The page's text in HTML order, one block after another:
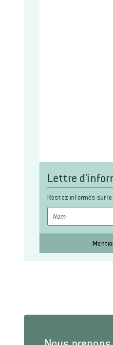
Lettre
Restez informés sur